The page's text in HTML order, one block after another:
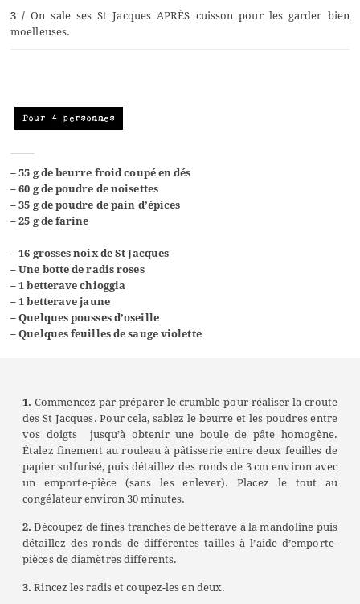
3 / On sale ses St Jacques APRÈS cuisson pour les garder bien
moelleuses.
Pour 4 personnes
– 55 g de beurre froid coupé en dés
– 60 g de poudre de noisettes
– 35 g de poudre de pain d’épices
– 25 g de farine
– 16 grosses noix de St Jacques
– Une botte de radis roses
– 1 betterave chioggia
– 1 betterave jaune
– Quelques pousses d’oseille
– Quelques feuilles de sauge violette
1. Commencez par préparer le crumble pour réaliser la croute
des St Jacques. Pour cela, sablez le beurre et les poudres entre
vos doigts jusqu’à obtenir une boule de pâte homogène.
Étalez finement au rouleau à pâtisserie entre deux feuilles de
papier sulfurisé, puis détaillez des ronds de 3 cm environ avec
un emporte-pièce (sans les enlever). Placez le tout au
congélateur environ 30 minutes.
2. Découpez de fines tranches de betterave à la mandoline puis
détaillez des ronds de différentes tailles à l’aide d’emporte-
pièces de diamètres différents.
3. Rincez les radis et coupez-les en deux.